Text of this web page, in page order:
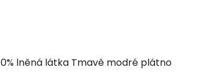
lněná látka Tmavě modré plátno